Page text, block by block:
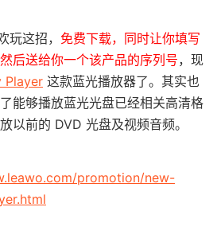
这招， 免费下载，同时让你填写
后送给你一个该产品的序列号，现
Player 这款蓝光播放器了。其实也
能够播放蓝光光盘已经相关高清格
以前的 DVD 光盘及视频音频。
promotion/new-